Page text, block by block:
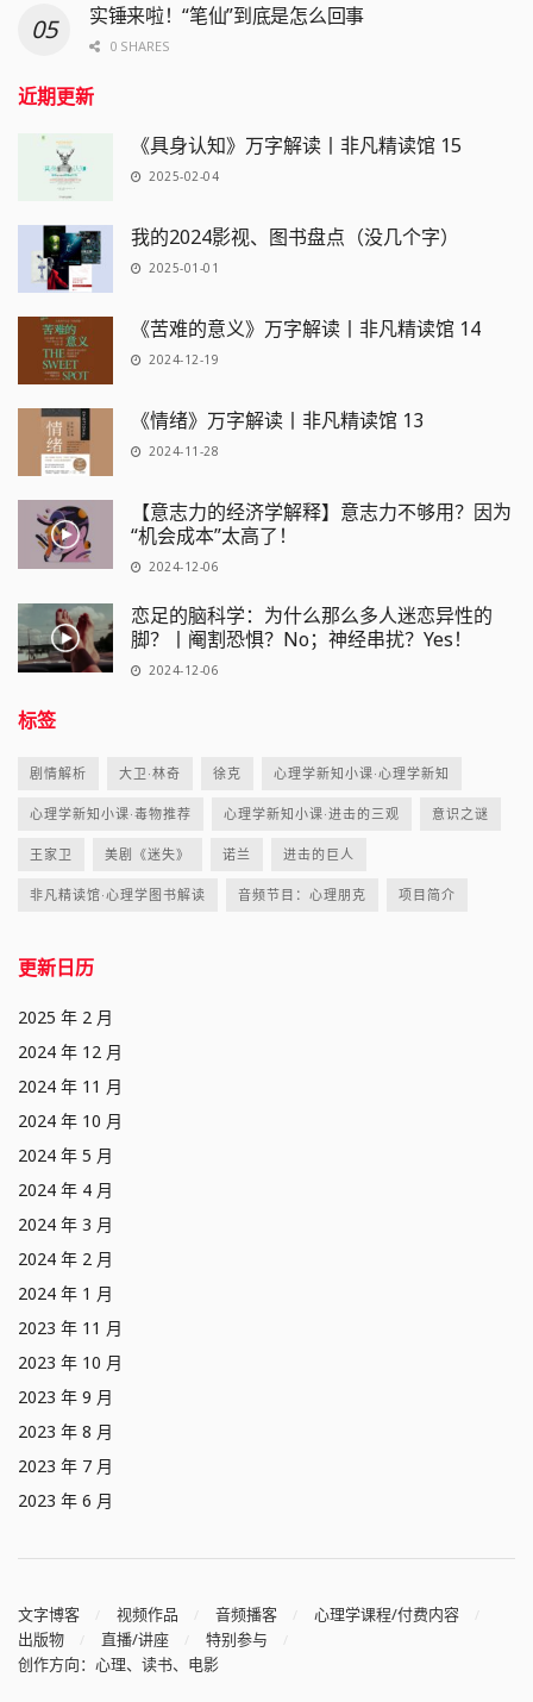
实锤来啦！“笔仙”到底是怎么回事
0 SHARES
近期更新
《具身认知》万字解读丨非凡精读馆 15
2025-02-04
我的2024影视、图书盘点（没几个字）
2025-01-01
《苦难的意义》万字解读丨非凡精读馆 14
2024-12-19
《情绪》万字解读丨非凡精读馆 13
2024-11-28
【意志力的经济学解释】意志力不够用？因为
“机会成本”太高了！
2024-12-06
恋足的脑科学：为什么那么多人迷恋异性的
脚？丨阉割恐惧？No；神经串扰？Yes！
2024-12-06
标签
剧情解析 大卫·林奇 徐克 心理学新知小课·心理学新知
心理学新知小课·毒物推荐 心理学新知小课·进击的三观 意识之谜
王家卫 美剧《迷失》 诺兰 进击的巨人
非凡精读馆·心理学图书解读 音频节目：心理朋克 项目简介
更新日历
2025 年 2 月
2024 年 12 月
2024 年 11 月
2024 年 10 月
2024 年 5 月
2024 年 4 月
2024 年 3 月
2024 年 2 月
2024 年 1 月
2023 年 11 月
2023 年 10 月
2023 年 9 月
2023 年 8 月
2023 年 7 月
2023 年 6 月
文字博客 视频作品 音频播客
心理学课程/付费内容
出版物
直播/讲座
特别参与
创作方向：心理、读书、电影